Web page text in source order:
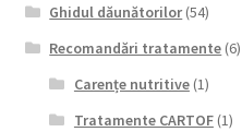
Ghidul dăunătorilor(54)
Recomandări tratamente (6)
Carențe nutritive(1)
Tratamente CARTOF(1)